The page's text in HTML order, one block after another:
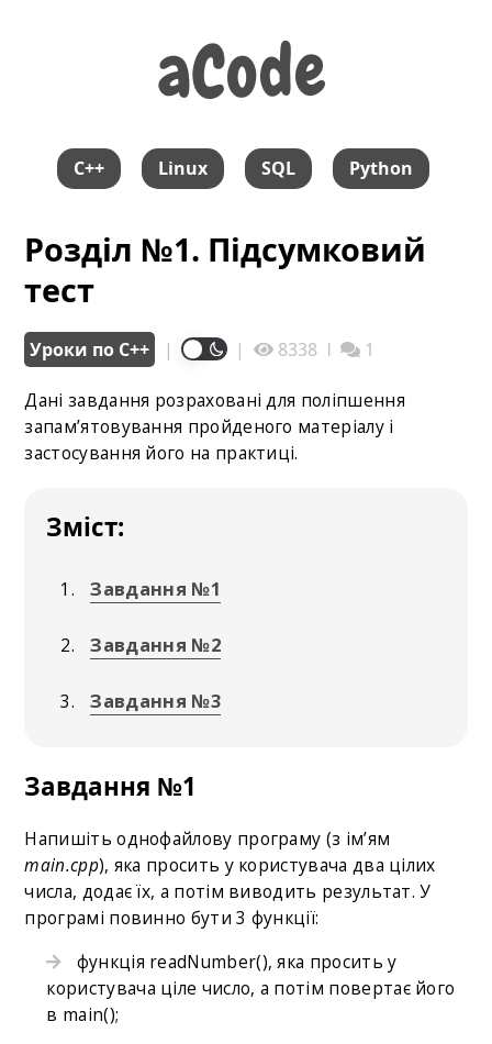
aCode
aCode
C++ Linux SQL Python
Розділ №1. Підсумковий
тест
Уроки по С++ | | 8338 ǀ 1
Дані завдання розраховані для поліпшення
запам’ятовування пройденого матеріалу і
застосування його на практиці.
Зміст:
Завдання №1
Завдання №2
Завдання №3
Завдання №1
Напишіть однофайлову програму (з ім’ям
main.cpp), яка просить у користувача два цілих
числа, додає їх, а потім виводить результат. У
програмі повинно бути 3 функції:
функція readNumber(), яка просить у
користувача ціле число, а потім повертає його
в main();